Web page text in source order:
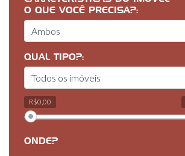
O QUE VOCÊ PRECISA?:
QUAL TIPO?:
R$0,00
ONDE?